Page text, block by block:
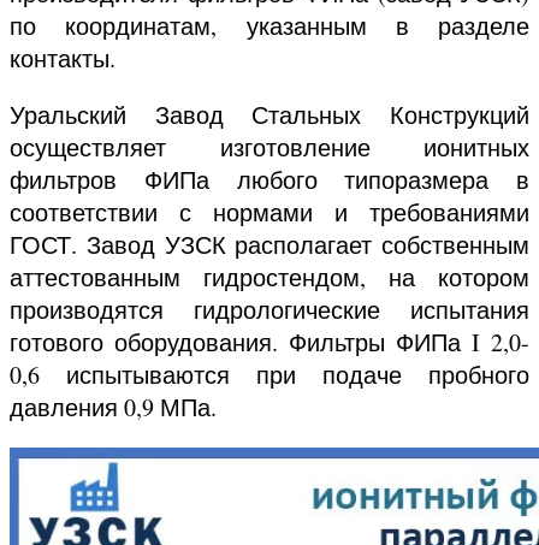
по координатам, указанным в разделе
контакты.
Уральский Завод Стальных Конструкций
осуществляет изготовление ионитных
фильтров ФИПа любого типоразмера в
соответствии с нормами и требованиями
ГОСТ. Завод УЗСК располагает собственным
аттестованным гидростендом, на котором
производятся гидрологические испытания
готового оборудования. Фильтры ФИПа I 2,0-
0,6 испытываются при подаче пробного
давления 0,9 МПа.